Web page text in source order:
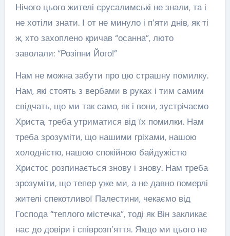
Нічого цього жителі єрусалимські не знали, та і
не хотіли знати. І от не минуло і п’яти днів, як ті
ж, хто захоплено кричав “осанна”, люто
заволали: “Розіпни Його!”
Нам не можна забути про цю страшну помилку.
Нам, які стоять з вербами в руках і тим самим
свідчать, що ми так само, як і вони, зустрічаємо
Христа, треба утриматися від їх помилки. Нам
треба зрозуміти, що нашими гріхами, нашою
холодністю, нашою спокійною байдужістю
Христос розпинається знову і знову. Нам треба
зрозуміти, що тепер уже ми, а не давно померлі
жителі спекотливої Палестини, чекаємо від
Господа “теплого містечка”, тоді як Він закликає
нас до довіри і співрозп’яття. Якщо ми цього не